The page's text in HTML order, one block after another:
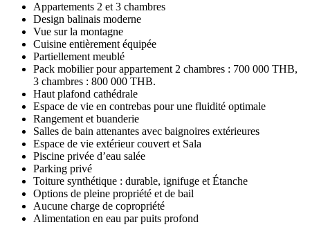
Appartements 2 et 3 chambres
Design balinais moderne
Vue sur la montagne
Cuisine entièrement équipée
Partiellement meublé
Pack mobilier pour appartement 2 chambres : 700 000 THB,
3 chambres : 800 000 THB.
Haut plafond cathédrale
Espace de vie en contrebas pour une fluidité optimale
Rangement et buanderie
Salles de bain attenantes avec baignoires extérieures
Espace de vie extérieur couvert et Sala
Piscine privée d’eau salée
Parking privé
Toiture synthétique : durable, ignifuge et Étanche
Options de pleine propriété et de bail
Aucune charge de copropriété
Alimentation en eau par puits profond